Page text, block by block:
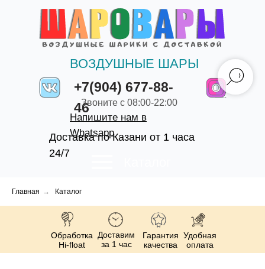
+7(904) 677-88-
46
ВОЗДУШНЫЕ ШАРЫ
Доставка по Казани от 1 часа
24/7
Звоните с 08:00-22:00
Напишите нам в
Whatsapp
Главная → Каталог
Обработка
Hi-float
Доставим
за 1 час
Гарантия
качества
Удобная
оплата